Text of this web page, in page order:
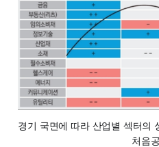
경기 국면에 따라 산업별 섹터의
처음